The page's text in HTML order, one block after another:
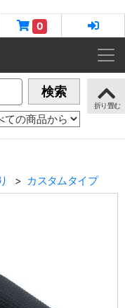
0
検索
カスタムタイプ